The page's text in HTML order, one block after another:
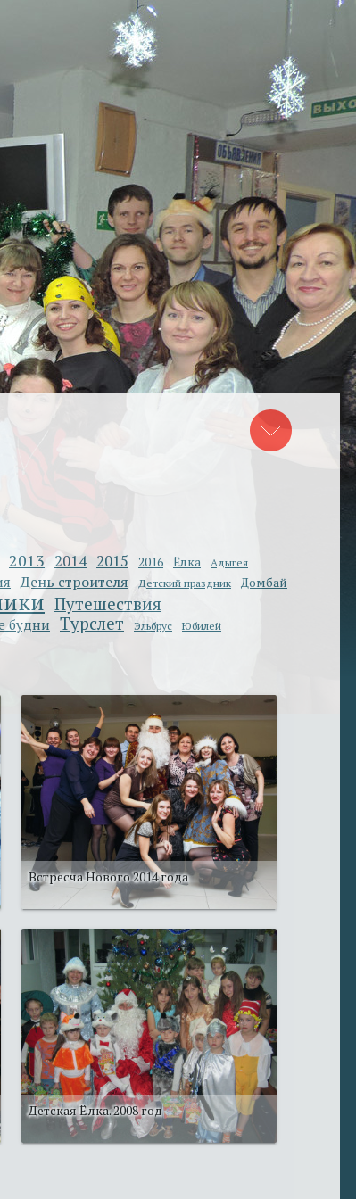
2013 2014 2015 2016 Ёлка Адыгея
День строителя Детский праздник Домбай
Путешествия
будни Турслет Эльбрус Юбилей
Встресча Нового 2014 года
Детская Ёлка. 2008 год